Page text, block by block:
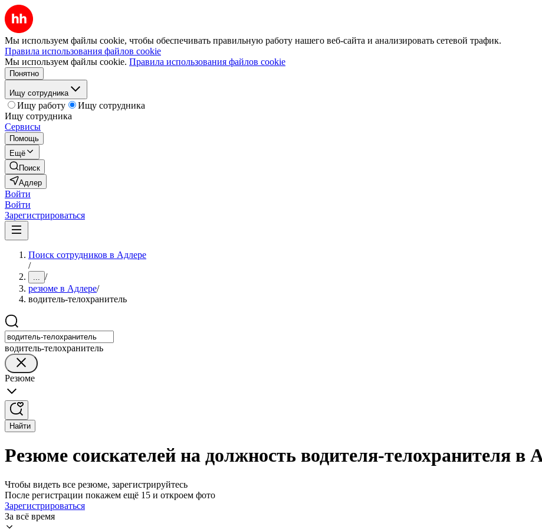
Мы используем файлы cookie, чтобы обеспечивать правильную работу нашего веб-сайта и анализировать сетевой трафик.
Правила использования файлов cookie
Мы используем файлы cookie. Правила использования файлов cookie
Понятно
Ищу сотрудника
Ищу работу
Ищу сотрудника
Ищу сотрудника
Сервисы
Помощь
Ещё
Поиск
Адлер
Войти
Войти
Зарегистрироваться
Поиск сотрудников в Адлере
/
... /
резюме в Адлере/
водитель-телохранитель
водитель-телохранитель
Резюме
Найти
Резюме соискателей на должность водителя-телохранителя в
Чтобы видеть все резюме, зарегистрируйтесь
После регистрации покажем ещё 15 и откроем фото
Зарегистрироваться
За всё время